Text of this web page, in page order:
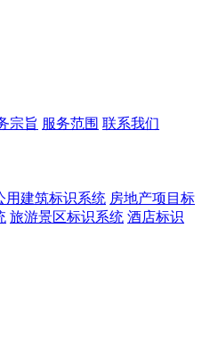
宗旨 服务范围 联系我们
用建筑标识系统 房地产项目标
旅游景区标识系统 酒店标识